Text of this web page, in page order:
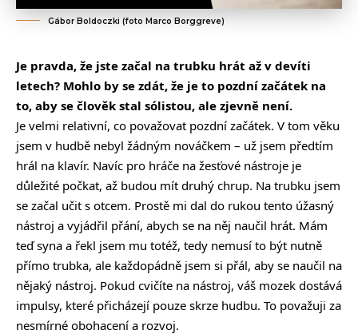
Gábor Boldoczki (foto Marco Borggreve)
Je pravda, že jste začal na trubku hrát až v devíti
letech? Mohlo by se zdát, že je to pozdní začátek na
to, aby se člověk stal sólistou, ale zjevně není.
Je velmi relativní, co považovat pozdní začátek. V tom věku
jsem v hudbě nebyl žádným nováčkem – už jsem předtím
hrál na klavír. Navíc pro hráče na žesťové nástroje je
důležité počkat, až budou mít druhý chrup. Na trubku jsem
se začal učit s otcem. Prostě mi dal do rukou tento úžasný
nástroj a vyjádřil přání, abych se na něj naučil hrát. Mám
teď syna a řekl jsem mu totéž, tedy nemusí to být nutně
přímo trubka, ale každopádně jsem si přál, aby se naučil na
nějaký nástroj. Pokud cvičíte na nástroj, váš mozek dostává
impulsy, které přicházejí pouze skrze hudbu. To považuji za
nesmírné obohacení a rozvoj.